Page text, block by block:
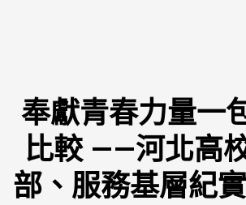
奉獻青春力量一
比較 ——河北高
部、服務基層紀